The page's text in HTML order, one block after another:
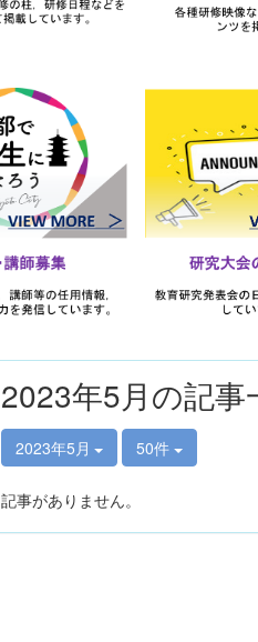
2023年5月の記事
2023年5月 50件
記事がありません。